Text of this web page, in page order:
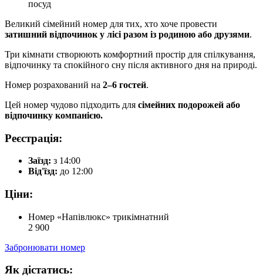
посуд
Великий сімейний номер для тих, хто хоче провести
затишний відпочинок у лісі разом із родиною або друзями.
Три кімнати створюють комфортний простір для спілкування,
відпочинку та спокійного сну після активного дня на природі.
Номер розрахований на 2–6 гостей.
Цей номер чудово підходить для сімейних подорожей або
відпочинку компанією.
Реєстрація:
Заїзд: з 14:00
Від'їзд: до 12:00
Цiни:
Номер «Напівлюкс» трикімнатний
2 900
Забронювати номер
Як дiстатись: